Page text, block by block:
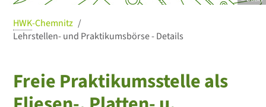
HWK-Chemnitz
Lehrstellen- und Praktikumsbörse - Details
Freie Praktikumsstelle als